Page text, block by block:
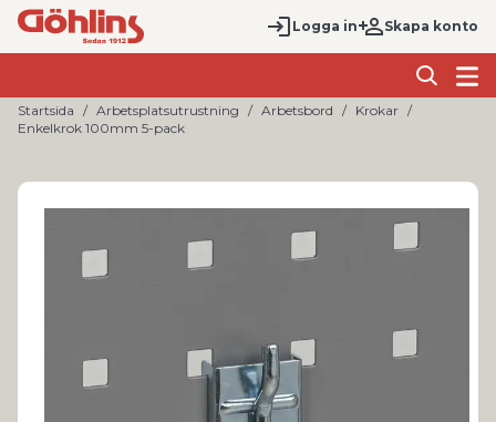
Logga in Skapa konto
Startsida Arbetsplatsutrustning Arbetsbord
Krokar
Enkelkrok 100mm 5-pack